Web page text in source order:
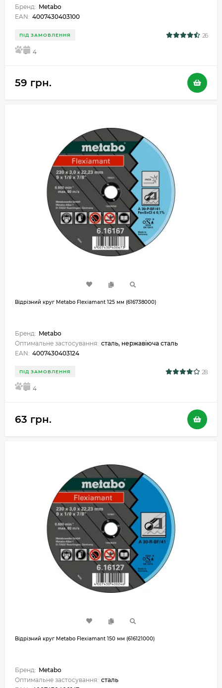
Бренд: Metabo
EAN: 4007430403100
ПІД ЗАМОВЛЕННЯ 26
5 4
59 грн.
Відрізний круг Metabo Flexiamant 125 мм (616738000)
Бренд: Metabo
Оптимальне застосування: сталь, нержавіюча сталь
EAN: 4007430403124
ПІД ЗАМОВЛЕННЯ 28
5 4
63 грн.
Відрізний круг Metabo Flexiamant 150 мм (616121000)
Бренд: Metabo
Оптимальне застосування: сталь